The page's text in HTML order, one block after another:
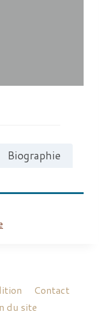
Biographie
Contact
du site